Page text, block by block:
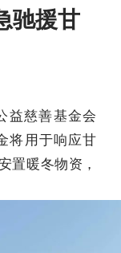
驰援甘
益慈善基金会
将用于响应甘
置暖冬物资，